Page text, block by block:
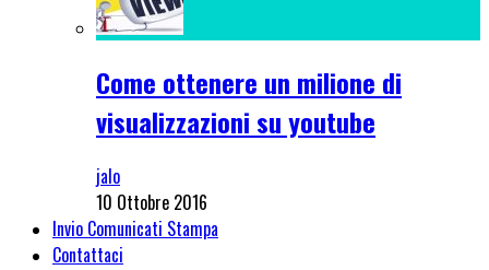
Come ottenere un milione di
visualizzazioni su youtube
jalo
10 Ottobre 2016
Invio Comunicati Stampa
Contattaci